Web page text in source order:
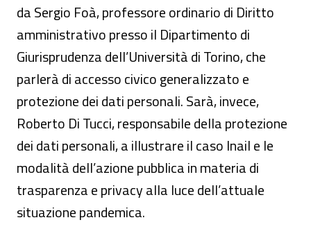
da Sergio Foà, professore ordinario di Diritto
amministrativo presso il Dipartimento di
Giurisprudenza dell’Università di Torino, che
parlerà di accesso civico generalizzato e
protezione dei dati personali. Sarà, invece,
Roberto Di Tucci, responsabile della protezione
dei dati personali, a illustrare il caso Inail e le
modalità dell’azione pubblica in materia di
trasparenza e privacy alla luce dell’attuale
situazione pandemica.